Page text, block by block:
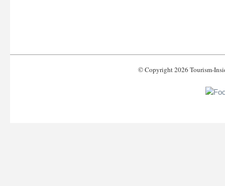
© Copyright 2026 Tourism-